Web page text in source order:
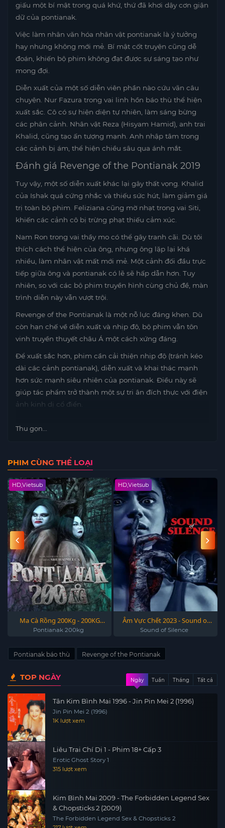
giấu một bí mật trong quá khứ, thứ đã khơi dậy cơn giận
dữ của pontianak.
Việc làm nhân văn hóa nhân vật pontianak là ý tưởng
hay nhưng không mới mẻ. Bí mật cốt truyện cũng dễ
đoán, khiến bộ phim không đạt được sự sáng tạo như
mong đợi.
Diễn xuất của một số diễn viên phần nào cứu vãn câu
chuyện. Nur Fazura trong vai linh hồn báo thù thể hiện
xuất sắc. Cô có sự hiện diện tự nhiên, làm sáng bừng
các phân cảnh. Nhân vật Reza (Hisyam Hamid), anh trai
Khalid, cũng tạo ấn tượng mạnh. Anh nhập tâm trong
các cảnh bị ám, thể hiện chiều sâu qua ánh mắt.
Đánh giá Revenge of the Pontianak 2019
Tuy vậy, một số diễn xuất khác lại gây thất vọng. Khalid
của Ishak quá cứng nhắc và thiếu sức hút, làm giảm giá
trị toàn bộ phim. Feliziana cũng mờ nhạt trong vai Siti,
khiến các cảnh cô bị trừng phạt thiếu cảm xúc.
Nam Ron trong vai thầy mo có thể gây tranh cãi. Dù tôi
thích cách thể hiện của ông, nhưng ông lặp lại khá
nhiều, làm nhân vật mất mới mẻ. Một cảnh đối đầu trực
tiếp giữa ông và pontianak có lẽ sẽ hấp dẫn hơn. Tuy
nhiên, so với các bộ phim truyền hình cùng chủ đề, màn
trình diễn này vẫn vượt trội.
Revenge of the Pontianak là một nỗ lực đáng khen. Dù
còn hạn chế về diễn xuất và nhịp độ, bộ phim vẫn tôn
vinh truyền thuyết châu Á một cách xứng đáng.
Để xuất sắc hơn, phim cần cải thiện nhịp độ (tránh kéo
dài các cảnh pontianak), diễn xuất và khai thác mạnh
hơn sức mạnh siêu nhiên của pontianak. Điều này sẽ
giúp tác phẩm trở thành một sự tri ân đích thực với điện
ảnh kinh dị cổ điển.
Thu gọn...
PHIM CÙNG THỂ LOẠI
HD,Vietsub
Ma Cà Rồng 200Kg - 200KG
Vampire 2024
Pontianak 200kg
HD,Vietsub
Âm Vực Chết 2023 - Sound of
Silence 2023
Sound of Silence
Pontianak báo thù Revenge of the Pontianak
TOP NGÀY Ngày Tuần Tháng Tất cả
Tân Kim Bình Mai 1996 - Jin Pin Mei 2 (1996)
Jin Pin Mei 2 (1996)
1K lượt xem
Liêu Trai Chí Dị 1 - Phim 18+ Cấp 3
Erotic Ghost Story 1
315 lượt xem
Kim Bình Mai 2009 - The Forbidden Legend Sex
& Chopsticks 2 (2009)
The Forbidden Legend Sex & Chopsticks 2